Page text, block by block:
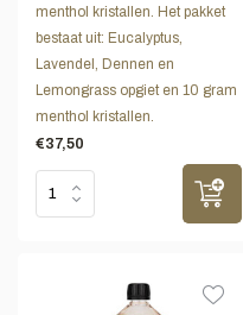
menthol kristallen. Het pakket
bestaat uit: Eucalyptus,
Lavendel, Dennen en
Lemongrass opgiet en 10 gram
menthol kristallen.
€37,50